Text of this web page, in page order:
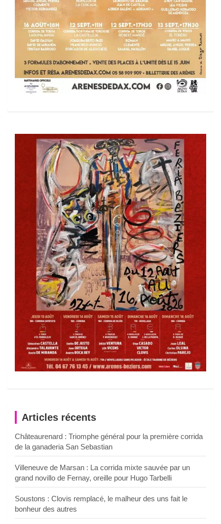
Articles récents
Châteaurenard : Triomphe général pour la première corrida
de la ganaderia San Sebastian
Villeneuve de Marsan : La corrida mixte sauvée par un
grand novillo de Fernay, oreille pour Hugo Tarbelli
Soustons : Clovis remplacé, le malheur des uns fait le
bonheur des autres